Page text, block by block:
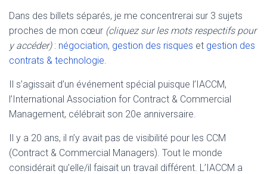
Dans des billets séparés, je me concentrerai sur 3 sujets
proches de mon cœur (cliquez sur les mots respectifs pour
y accéder): négociation, gestion des risques et gestion des
contrats & technologie.
Il s’agissait d’un événement spécial puisque l’IACCM,
l’International Association for Contract & Commercial
Management, célébrait son 20e anniversaire.
Il y a 20 ans, il n’y avait pas de visibilité pour les CCM
(Contract & Commercial Managers). Tout le monde
considérait qu’elle/il faisait un travail différent. L’IACCM a